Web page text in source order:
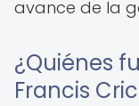
avance de la
¿Quiénes
Francis